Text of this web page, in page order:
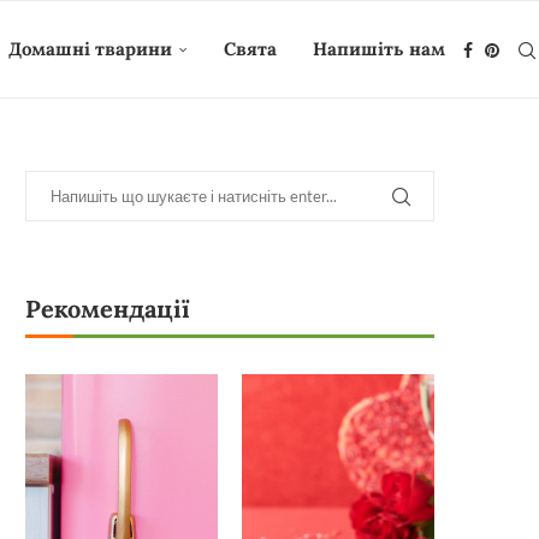
Домашні тварини Свята Напишіть нам
Рекомендації